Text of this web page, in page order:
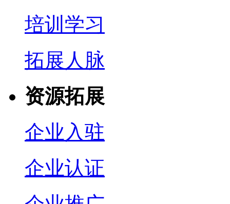
培训学习
拓展人脉
资源拓展
企业入驻
企业认证